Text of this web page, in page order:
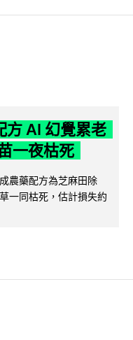
方 AI 幻覺累老
一夜枯死
農藥配方為芝麻田除
一同枯死，估計損失約